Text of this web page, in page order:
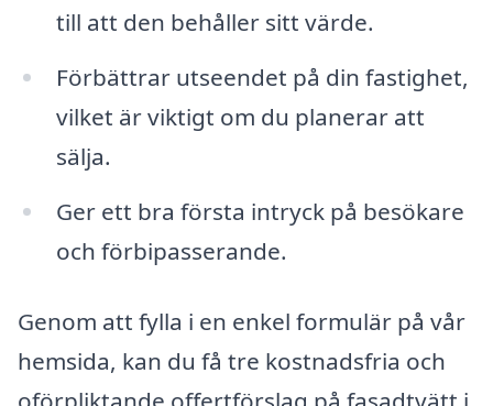
till att den behåller sitt värde.
Förbättrar utseendet på din fastighet,
vilket är viktigt om du planerar att
sälja.
Ger ett bra första intryck på besökare
och förbipasserande.
Genom att fylla i en enkel formulär på vår
hemsida, kan du få tre kostnadsfria och